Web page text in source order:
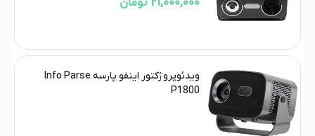
21,000,000 تومان
ویدئوپروژکتور اینفو پارسه Info Parse
P1800